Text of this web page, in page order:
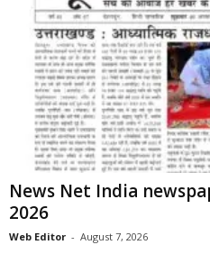
News Net India
2026
Web Editor - August 7, 2026